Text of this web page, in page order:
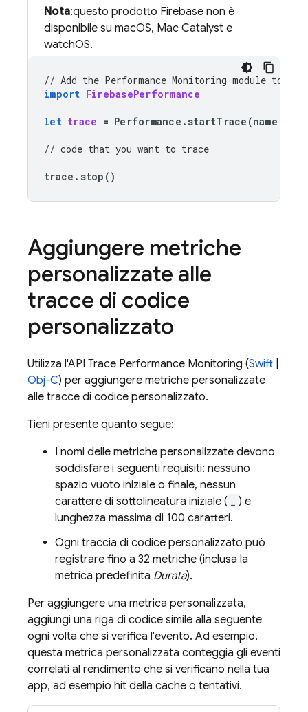
Nota:questo prodotto Firebase non è
disponibile su macOS, Mac Catalyst e
watchOS.
// Add the Performance Monitoring module to
import FirebasePerformance
let trace = Performance . startTrace (name
// code that you want to trace
trace . stop ()
Aggiungere metriche
personalizzate alle
tracce di codice
personalizzato
Utilizza l'API Trace Performance Monitoring (Swift
Obj-C) per aggiungere metriche personalizzate
alle tracce di codice personalizzato.
Tieni presente quanto segue:
I nomi delle metriche personalizzate devono
soddisfare i seguenti requisiti: nessuno
spazio vuoto iniziale o finale, nessun
carattere di sottolineatura iniziale (
) e
lunghezza massima di 100 caratteri.
Ogni traccia di codice personalizzato può
registrare fino a 32 metriche (inclusa la
metrica predefinita Durata).
Per aggiungere una metrica personalizzata,
aggiungi una riga di codice simile alla seguente
ogni volta che si verifica l'evento. Ad esempio,
questa metrica personalizzata conteggia gli eventi
correlati al rendimento che si verificano nella tua
app, ad esempio hit della cache o tentativi.